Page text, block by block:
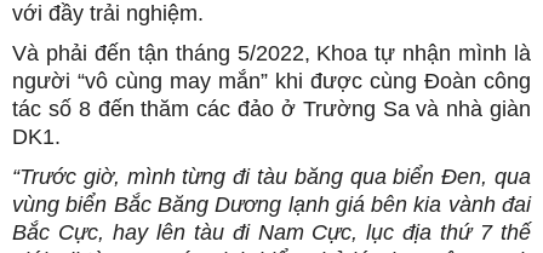
với đầy trải nghiệm.
Và phải đến tận tháng 5/2022, Khoa tự nhận mình là
người “vô cùng may mắn” khi được cùng Đoàn công
tác số 8 đến thăm các đảo ở Trường Sa và nhà giàn
DK1.
“Trước giờ, mình từng đi tàu băng qua biển Đen, qua
vùng biển Bắc Băng Dương lạnh giá bên kia vành đai
Bắc Cực, hay lên tàu đi Nam Cực, lục địa thứ 7 thế